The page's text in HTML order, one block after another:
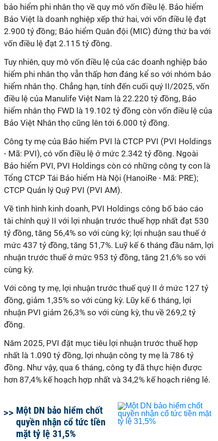
bảo hiểm phi nhân thọ về quy mô vốn điều lệ. Bảo hiểm
Bảo Việt là doanh nghiệp xếp thứ hai, với vốn điều lệ đạt
2.900 tỷ đồng; Bảo hiểm Quân đội (MIC) đứng thứ ba với
vốn điều lệ đạt 2.115 tỷ đồng.
Tuy nhiên, quy mô vốn điều lệ của các doanh nghiệp bảo
hiểm phi nhân thọ vẫn thấp hơn đáng kể so với nhóm bảo
hiểm nhân thọ. Chẳng hạn, tính đến cuối quý II/2025, vốn
điều lệ của Manulife Việt Nam là 22.220 tỷ đồng, Bảo
hiểm nhân thọ FWD là 19.102 tỷ đồng còn vốn điều lệ của
Bảo Việt Nhân thọ cũng lên tới 6.000 tỷ đồng.
Công ty mẹ của Bảo hiểm PVI là CTCP PVI (PVI Holdings
- Mã: PVI), có vốn điều lệ ở mức 2.342 tỷ đồng. Ngoài
Bảo hiểm PVI, PVI Holdings còn có những công ty con là
Tổng CTCP Tái Bảo hiểm Hà Nội (HanoiRe - Mã: PRE);
CTCP Quản lý Quỹ PVI (PVI AM).
Về tình hình kinh doanh, PVI Holdings công bố báo cáo
tài chính quý II với lợi nhuận trước thuế hợp nhất đạt 530
tỷ đồng, tăng 56,4% so với cùng kỳ; lợi nhuận sau thuế ở
mức 437 tỷ đồng, tăng 51,7%. Luỹ kế 6 tháng đầu năm, lợi
nhuận trước thuế ở mức 953 tỷ đồng, tăng 21,6% so với
cùng kỳ.
Với công ty mẹ, lợi nhuận trước thuế quý II ở mức 127 tỷ
đồng, giảm 1,35% so với cùng kỳ. Lũy kế 6 tháng, lợi
nhuận PVI giảm 26,3% so với cùng kỳ, thu về 269,2 tỷ
đồng.
Năm 2025, PVI đặt mục tiêu lợi nhuận trước thuế hợp
nhất là 1.090 tỷ đồng, lợi nhuận công ty mẹ là 786 tỷ
đồng. Như vậy, qua 6 tháng, công ty đã thực hiện được
hơn 87,4% kế hoạch hợp nhất và 34,2% kế hoạch riêng lẻ.
Một DN bảo hiểm chốt
quyền nhận cổ tức tiền
mặt tỷ lệ 31,5%